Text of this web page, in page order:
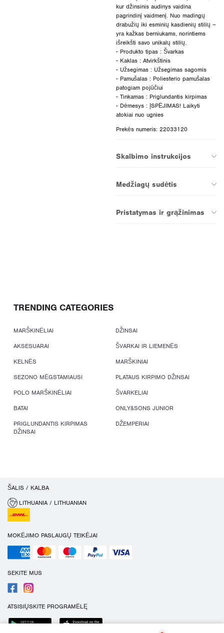
kur džinsinis audinys vaidina
pagrindinį vaidmenį. Nuo madingų
drabužių iki esminių kasdienių stilių –
yra kažkas berniukams, norintiems
išreikšti savo unikalų stilių.
- Produkto tipas : Švarkas
- Kaklas : Atvirkštinis
- Užsegimas : Užsegimas sagomis
- Pamušalas : Poliesterio pamušalas
patogiam pojūčiui
- Tinkamas : Priglundantis kirpimas
- Dėmesys : ĮSPĖJIMAS! Laikyti
atokiai nuo ugnies
Prekės numeris: 22033120
Skalbimo instrukcijos
Medžiagų sudėtis
Pristatymas ir grąžinimas
TRENDING CATEGORIES
MARŠKINĖLIAI
DŽINSAI
AKSESUARAI
ŠVARKAI IR LIEMENĖS
KELNĖS
MARŠKINIAI
SEZONO MĖGSTAMIAUSI
PLATAUS KIRPIMO DŽINSAI
POLO MARŠKINĖLIAI
ŠVARKELIAI
BATAI
ONLY&SONS JUNIOR
PRIGLUNDANTIS KIRPIMAS
DŽINSAI
DŽEMPERIAI
ŠALIS / KALBA
LITHUANIA / LITHUANIAN
MOKĖJIMO PASLAUGŲ TEIKĖJAI
SEKITE MUS
ATSISIŲSKITE PROGRAMĖLĘ